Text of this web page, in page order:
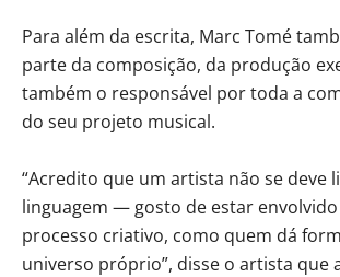
Para além da escrita, Marc Tomé
parte da composição, da produção
também o responsável por toda a
do seu projeto musical.
“Acredito que um artista não se deve
linguagem — gosto de estar
processo criativo, como quem dá
universo próprio”, disse o artista que